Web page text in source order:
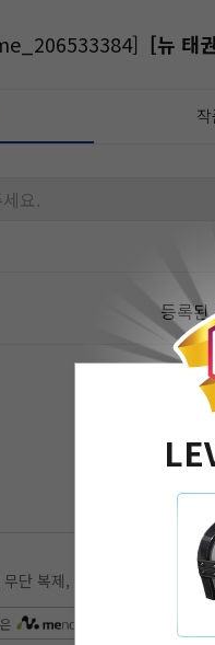
[뉴 태
요.
등록된
단 복제, 전송, 수정, 배포는 법
에서 더 편리하